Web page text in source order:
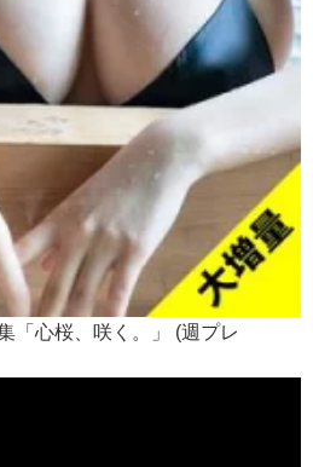
「心桜、咲く。」 (週プレ